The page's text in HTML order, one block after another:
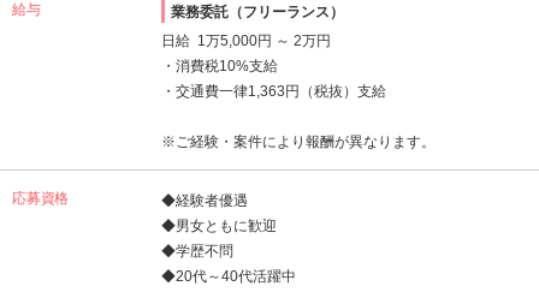
給与
業務委託（フリーランス）
日給 1万5,000円 ～ 2万円
・消費税10%支給
・交通費一律1,363円（税抜）支給
※ご経験・案件により報酬が異なります。
応募資格
◆経験者優遇
◆男女ともに歓迎
◆学歴不問
◆20代～40代活躍中